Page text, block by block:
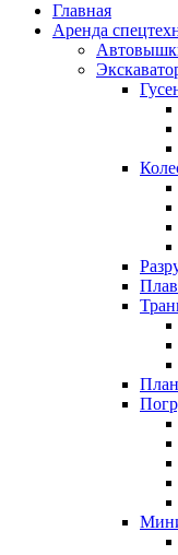
Главная
Аренда